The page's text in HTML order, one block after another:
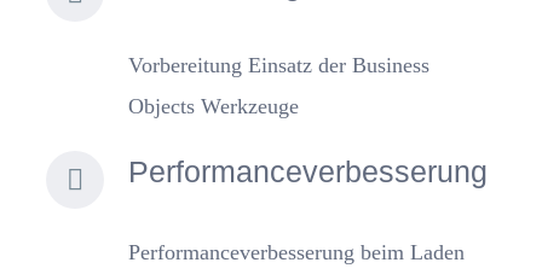
Vorbereitung Einsatz der Business
Objects Werkzeuge
Performanceverbesserung
Performanceverbesserung beim Laden